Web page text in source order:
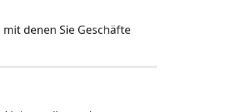
denen Sie Geschäfte